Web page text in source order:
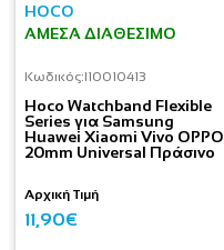
HOCO
ΆΜΕΣΑ ΔΙΑΘΈΣΙΜΟ
Κωδικός:I10010413
Hoco Watchband Flexible
Series για Samsung
Huawei Xiaomi Vivo OPPO
20mm Universal Πράσινο
Αρχική Τιμή
11,90€